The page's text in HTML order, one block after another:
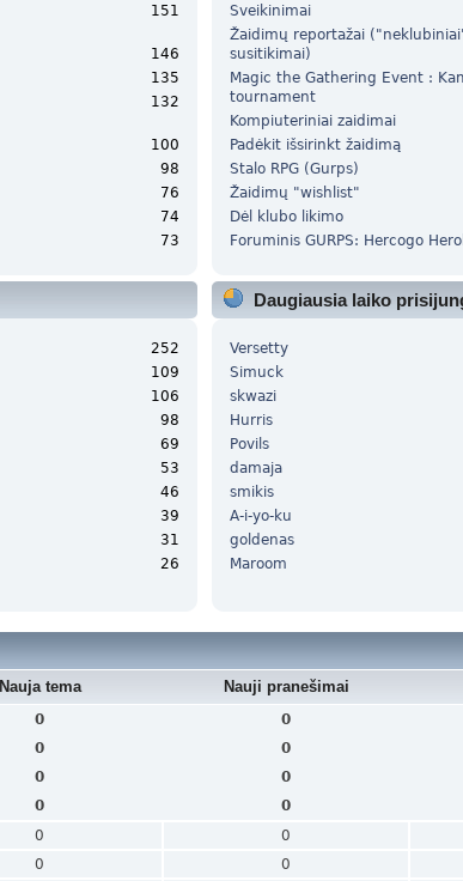
151
146
135
132
100
98
76
74
73
Sveikinimai
Žaidimų reportažai
susitikimai)
Magic the Gathering Event :
tournament
Kompiuteriniai zaidimai
Padėkit išsirinkt žaidimą
Stalo RPG (Gurps)
Žaidimų "wishlist"
Dėl klubo likimo
Foruminis GURPS: Hercogo
252
109
106
98
69
53
46
39
31
26
Daugiausia laiko
Versetty
Simuck
skwazi
Hurris
Povils
damaja
smikis
A-i-yo-ku
goldenas
Maroom
Nauja tema Nauji pranešimai
0 0
0 0
0 0
0 0
0 0
0 0